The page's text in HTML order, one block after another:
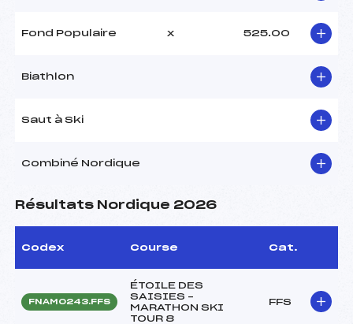
Fond Populaire x 525.00
Biathlon
Saut à Ski
Combiné Nordique
Résultats Nordique 2026
Codex Course Cat.
FNAM0243.FFS
ÉTOILE DES
SAISIES –
MARATHON SKI
TOUR 8
FFS